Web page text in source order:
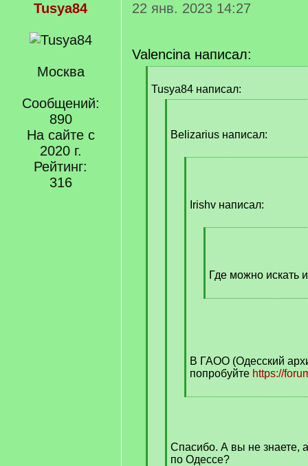
Tusya84
Москва
Сообщений:
890
На сайте с
2020 г.
Рейтинг:
316
22 янв. 2023 14:27
Valencina написал:
q
Tusya84 написал:
]Belizarius написал:
Irishv написал:
Где можно искать
[
В ГАОО (Одесский
попробуйте https://
[
Спасибо. А вы не знаете,
по Одессе?